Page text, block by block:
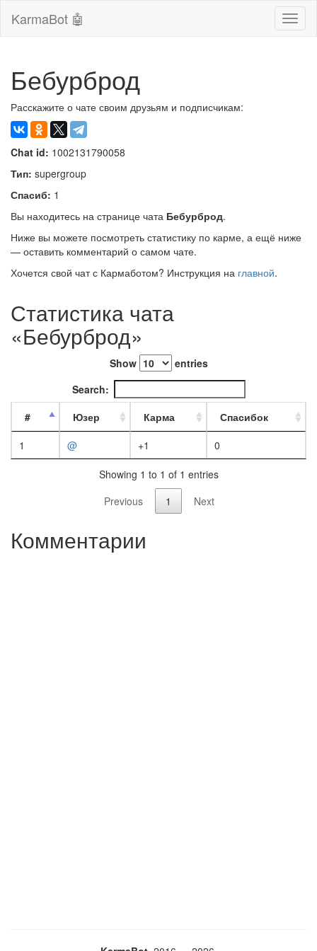
KarmaBot 🤖
Бебурброд
Расскажите о чате своим друзьям и подписчикам:
Chat id: 1002131790058
Тип: supergroup
Спасиб: 1
Вы находитесь на странице чата Бебурброд.
Ниже вы можете посмотреть статистику по карме, а ещё ниже
— оставить комментарий о самом чате.
Хочется свой чат с Кармаботом? Инструкция на главной.
Статистика чата
«Бебурброд»
Show
entries
Search:
#
Юзер Карма
Спасибок
1
@ +1 0
Showing 1 to 1 of 1 entries
Previous
1 Next
Комментарии